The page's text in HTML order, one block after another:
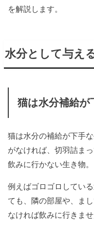
を解説します。
水分として与え
猫は水分補給が
猫は水分の補給が下手
がなければ、切羽詰ま
飲みに行かない生き物。
例えばゴロゴロしてい
ても、隣の部屋や、ま
なければ飲みに行きませ